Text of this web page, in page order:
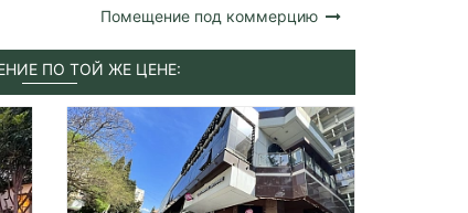
Помещение под коммерцию
ПО ТОЙ ЖЕ ЦЕНЕ: